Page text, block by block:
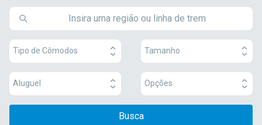
Tipo de Cômodos Tamanho
Aluguel Opções
Busca